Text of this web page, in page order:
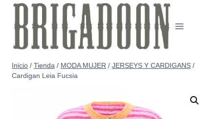
Saltar
contenido
Inicio / Tienda / MODA MUJER / JERSEYS Y CARDIGANS /
Cardigan Leia Fucsia